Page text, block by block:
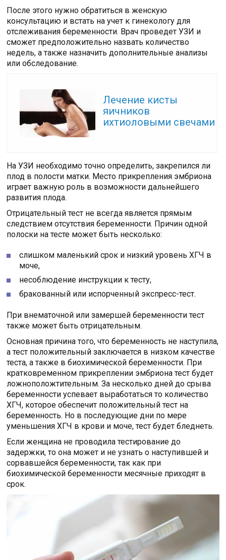
После этого нужно обратиться в женскую
консультацию и встать на учет к гинекологу для
отслеживания беременности. Врач проведет УЗИ и
сможет предположительно назвать количество
недель, а также назначить дополнительные анализы
или обследование.
Лечение кисты
яичников
ихтиоловыми свечами
На УЗИ необходимо точно определить, закрепился ли
плод в полости матки. Место прикрепления эмбриона
играет важную роль в возможности дальнейшего
развития плода.
Отрицательный тест не всегда является прямым
следствием отсутствия беременности. Причин одной
полоски на тесте может быть несколько:
слишком маленький срок и низкий уровень ХГЧ в
моче,
несоблюдение инструкции к тесту,
бракованный или испорченный экспресс-тест.
При внематочной или замершей беременности тест
также может быть отрицательным.
Основная причина того, что беременность не наступила,
а тест положительный заключается в низком качестве
теста, а также в биохимической беременности. При
кратковременном прикреплении эмбриона тест будет
ложноположтительным. За несколько дней до срыва
беременности успевает выработаться то количество
ХГЧ, которое обеспечит положительный тест на
беременность. Но в последующие дни по мере
уменьшения ХГЧ в крови и моче, тест будет бледнеть.
Если женщина не проводила тестирование до
задержки, то она может и не узнать о наступившей и
сорвавшейся беременности, так как при
биохимической беременности месячные приходят в
срок.